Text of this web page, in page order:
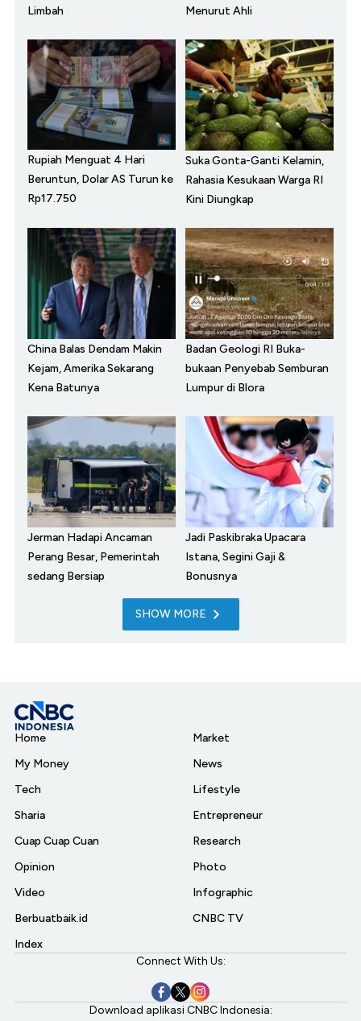
Limbah
Menurut Ahli
Rupiah Menguat 4 Hari
Beruntun, Dolar AS Turun ke
Rp17.750
Suka Gonta-Ganti Kelamin,
Rahasia Kesukaan Warga RI
Kini Diungkap
China Balas Dendam Makin
Kejam, Amerika Sekarang
Kena Batunya
Badan Geologi RI Buka-
bukaan Penyebab Semburan
Lumpur di Blora
Jerman Hadapi Ancaman
Perang Besar, Pemerintah
sedang Bersiap
Jadi Paskibraka Upacara
Istana, Segini Gaji &
Bonusnya
SHOW MORE
Home
My Money
Tech
Sharia
Cuap Cuap Cuan
Opinion
Video
Berbuatbaik.id
Index
Market
News
Lifestyle
Entrepreneur
Research
Photo
Infographic
CNBC TV
Connect With Us:
Download aplikasi CNBC Indonesia: